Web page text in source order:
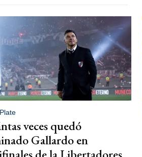
veces quedó
Gallardo en